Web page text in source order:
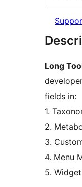
Long
fields in:
1.
2.
3.
4. Menu
5.